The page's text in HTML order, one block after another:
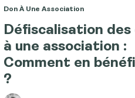
Don À Une Association
Défiscalisation des
à une association :
Comment en
?